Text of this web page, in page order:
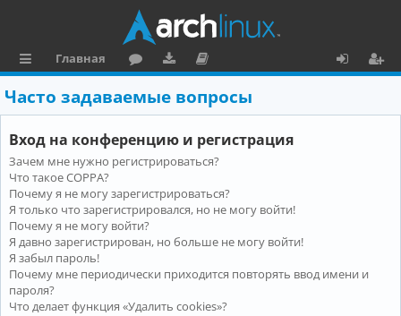
ы
л
к
и
Главная
ру
м
ру
зк
и
ку
м
е
н
та
ц
и
я
о
и
Часто задаваемые вопросы
Вход на конференцию и регистрация
Зачем мне нужно регистрироваться?
Что такое COPPA?
Почему я не могу зарегистрироваться?
Я только что зарегистрировался, но не могу войти!
Почему я не могу войти?
Я давно зарегистрирован, но больше не могу войти!
Я забыл пароль!
Почему мне периодически приходится повторять ввод имени и
пароля?
Что делает функция «Удалить cookies»?